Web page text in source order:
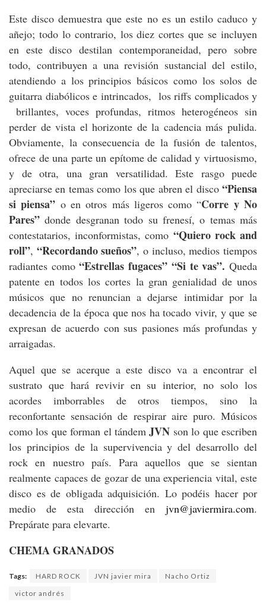
Este disco demuestra que este no es un estilo caduco y
añejo; todo lo contrario, los diez cortes que se incluyen
en este disco destilan contemporaneidad, pero sobre
todo, contribuyen a una revisión sustancial del estilo,
atendiendo a los principios básicos como los solos de
guitarra diabólicos e intrincados, los riffs complicados y
brillantes, voces profundas, ritmos heterogéneos sin
perder de vista el horizonte de la cadencia más pulida.
Obviamente, la consecuencia de la fusión de talentos,
ofrece de una parte un epítome de calidad y virtuosismo,
y de otra, una gran versatilidad. Este rasgo puede
apreciarse en temas como los que abren el disco “Piensa
si piensa” o en otros más ligeros como “Corre y No
Pares” donde desgranan todo su frenesí, o temas más
contestatarios, inconformistas, como “Quiero rock and
roll”, “Recordando sueños”, o incluso, medios tiempos
radiantes como“Estrellas fugaces” “Si te vas”. Queda
patente en todos los cortes la gran genialidad de unos
músicos que no renuncian a dejarse intimidar por la
decadencia de la época que nos ha tocado vivir, y que se
expresan de acuerdo con sus pasiones más profundas y
arraigadas.
Aquel que se acerque a este disco va a encontrar el
sustrato que hará revivir en su interior, no solo los
acordes imborrables de otros tiempos, sino la
reconfortante sensación de respirar aire puro. Músicos
como los que forman el tándemJVN son lo que escriben
los principios de la supervivencia y del desarrollo del
rock en nuestro país. Para aquellos que se sientan
realmente capaces de gozar de una experiencia vital, este
disco es de obligada adquisición. Lo podéis hacer por
medio de esta dirección en jvn@javiermira.com.
Prepárate para elevarte.
CHEMA GRANADOS
Tags: HARD ROCK JVN javier mira
Nacho Ortiz
victor andrés